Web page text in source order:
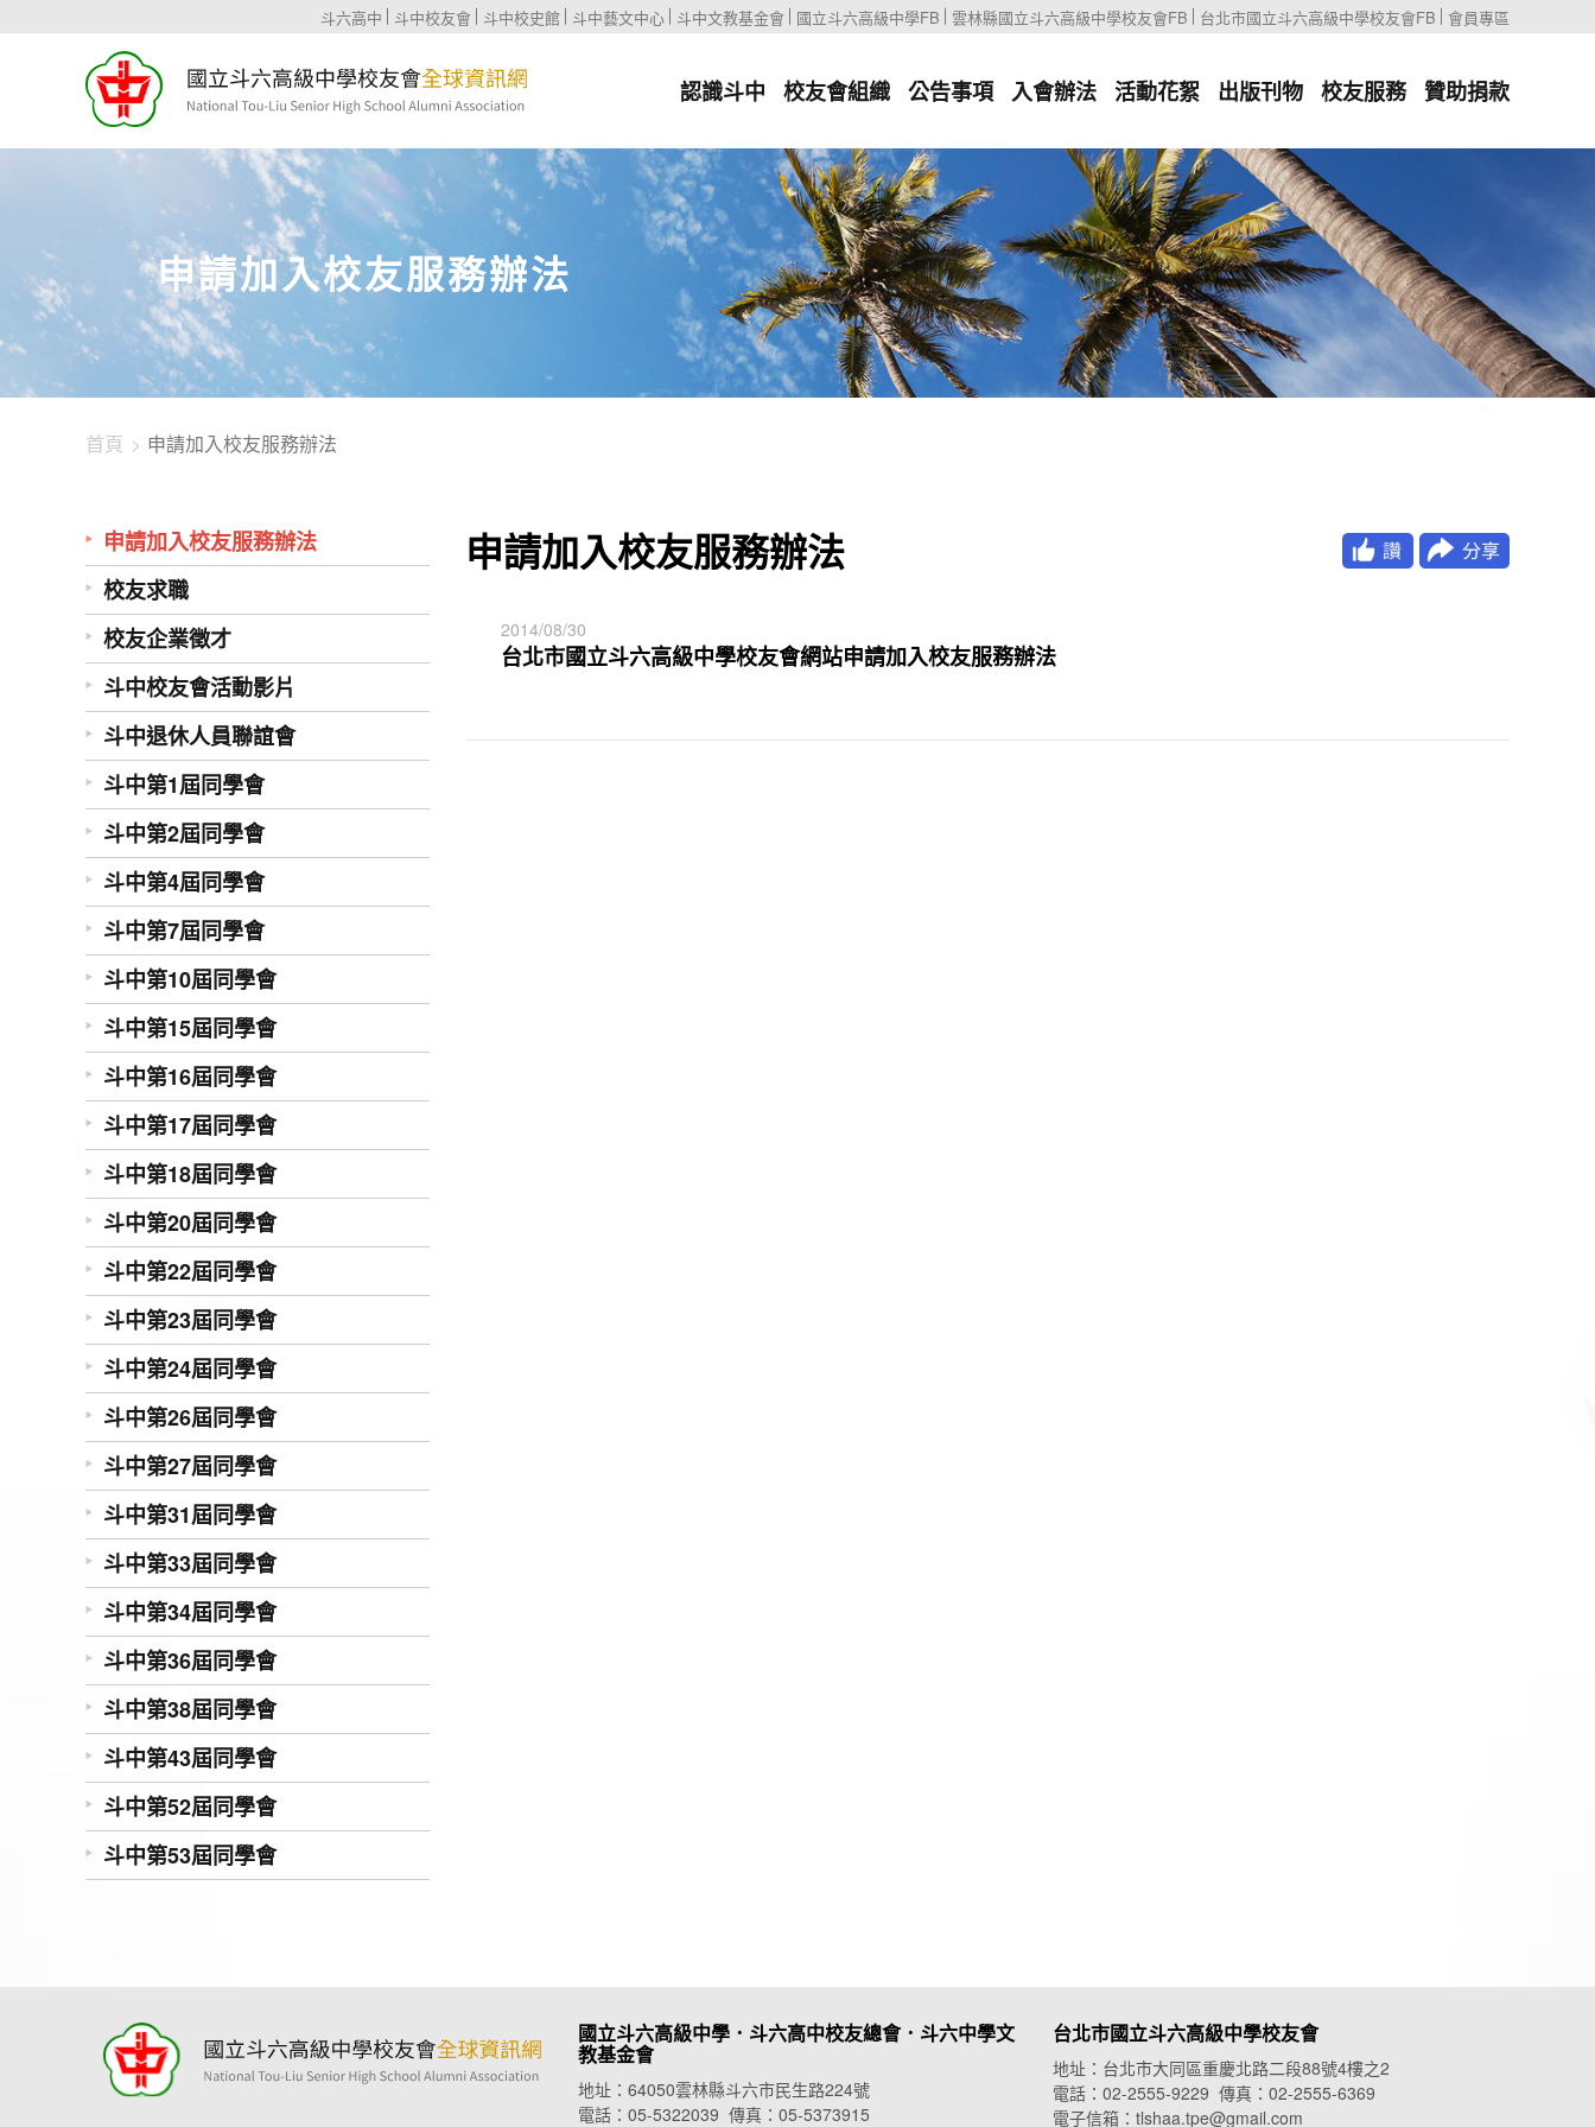
斗六高中 斗中校友會 斗中校史館 斗中藝文中心 斗中文教基金會 國立斗六高級中學FB 雲林縣國立斗六高級中學校友會FB 台北市國立斗六高級中學校友會FB 會員專區
認識斗中 校友會組織 公告事項 入會辦法 活動花絮 出版刊物 校友服務 贊助捐款
申請加入校友服務辦法
首頁 申請加入校友服務辦法
申請加入校友服務辦法
校友求職
校友企業徵才
斗中校友會活動影片
斗中退休人員聯誼會
斗中第1屆同學會
斗中第2屆同學會
斗中第4屆同學會
斗中第7屆同學會
斗中第10屆同學會
斗中第15屆同學會
斗中第16屆同學會
斗中第17屆同學會
斗中第18屆同學會
斗中第20屆同學會
斗中第22屆同學會
斗中第23屆同學會
斗中第24屆同學會
斗中第26屆同學會
斗中第27屆同學會
斗中第31屆同學會
斗中第33屆同學會
斗中第34屆同學會
斗中第36屆同學會
斗中第38屆同學會
斗中第43屆同學會
斗中第52屆同學會
斗中第53屆同學會
申請加入校友服務辦法
2014/08/30
台北市國立斗六高級中學校友會網站申請加入校友服務辦法
國立斗六高級中學．斗六高中校友總會． 斗六中學文
教基金會
地址：64050雲林縣斗六市民生路224號
電話：05-5322039 傳真：05-5373915
台北市國立斗六高級中學校友會
地址：台北市大同區重慶北路二段88號4樓之2
電話：02-2555-9229 傳真：02-2555-6369
電子信箱：tlshaa.tpe@gmail.com